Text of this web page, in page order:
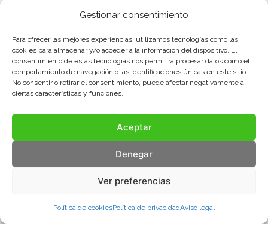
Gestionar consentimiento
Para ofrecer las mejores experiencias, utilizamos tecnologías como las
cookies para almacenar y/o acceder a la información del dispositivo. El
consentimiento de estas tecnologías nos permitirá procesar datos como el
comportamiento de navegación o las identificaciones únicas en este sitio.
No consentir o retirar el consentimiento, puede afectar negativamente a
ciertas características y funciones.
Aceptar
Denegar
Ver preferencias
Política de cookiesPolítica de privacidadAviso legal